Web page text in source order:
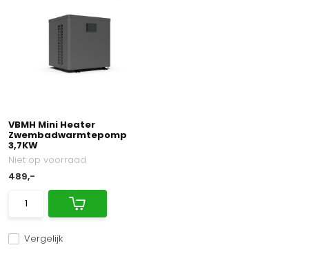
VBMH Mini Heater
Zwembadwarmtepomp
3,7KW
Vergelijk
Niet op voorraad
489,-